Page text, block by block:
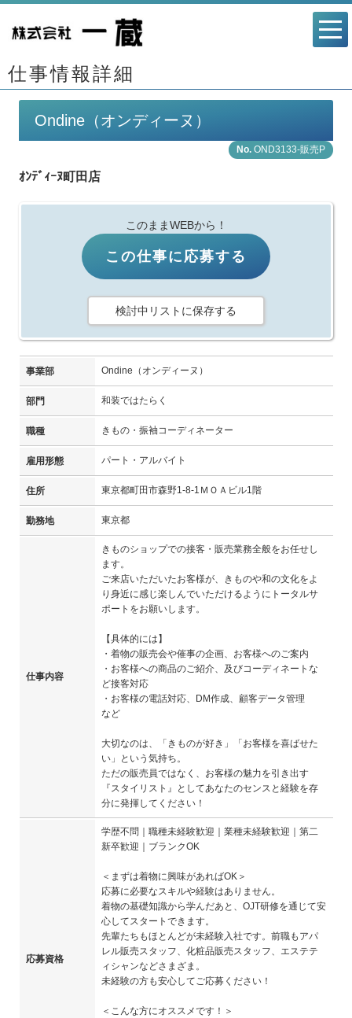
仕事情報詳細
Ondine（オンディーヌ）
OND3133-販売P
ｵﾝﾃﾞｨｰﾇ町田店
このままWEBから！
この仕事に応募する
検討中リストに保存する
事業部 Ondine（オンディーヌ）
部門 和装ではたらく
職種 きもの・振袖コーディネーター
雇用形態 パート・アルバイト
住所 東京都町田市森野1-8-1ＭＯＡビル1階
勤務地 東京都
仕事内容
きものショップでの接客・販売業務全般をお任せし
ます。
ご来店いただいたお客様が、きものや和の文化をよ
り身近に感じ楽しんでいただけるようにトータルサ
ポートをお願いします。
【具体的には】
・着物の販売会や催事の企画、お客様へのご案内
・お客様への商品のご紹介、及びコーディネートな
ど接客対応
・お客様の電話対応、DM作成、顧客データ管理
など
大切なのは、「きものが好き」「お客様を喜ばせた
い」という気持ち。
ただの販売員ではなく、お客様の魅力を引き出す
『スタイリスト』としてあなたのセンスと経験を存
分に発揮してください！
応募資格
学歴不問｜職種未経験歓迎｜業種未経験歓迎｜第二
新卒歓迎｜ブランクOK
＜まずは着物に興味があればOK＞
応募に必要なスキルや経験はありません。
着物の基礎知識から学んだあと、OJT研修を通じて安
心してスタートできます。
先輩たちもほとんどが未経験入社です。前職もアパ
レル販売スタッフ、化粧品販売スタッフ、エステテ
ィシャンなどさまざま。
未経験の方も安心してご応募ください！
＜こんな方にオススメです！＞